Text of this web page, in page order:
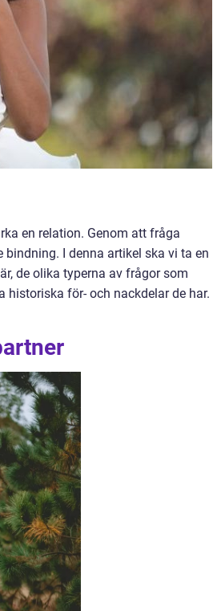
en relation. Genom att fråga
I denna artikel ska vi ta en
de olika typerna av frågor som
historiska för- och nackdelar de har.